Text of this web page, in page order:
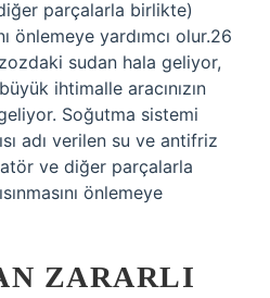
parçalarla birlikte)
önlemeye yardımcı olur.26
sudan hala geliyor,
ihtimalle aracınızın
Soğutma sistemi
adı verilen su ve antifriz
ve diğer parçalarla
önlemeye
ZARARLI